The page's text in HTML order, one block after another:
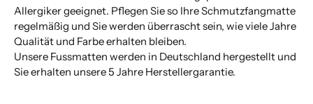
Allergiker geeignet. Pflegen Sie so Ihre Schmutzfangmatte
regelmäßig und Sie werden überrascht sein, wie viele Jahre
Qualität und Farbe erhalten bleiben.
Unsere Fussmatten werden in Deutschland hergestellt und
Sie erhalten unsere 5 Jahre Herstellergarantie.